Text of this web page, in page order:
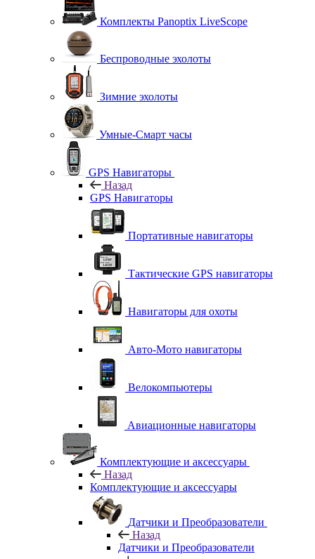
Комплекты Panoptix LiveScope
Беспроводные эхолоты
Зимние эхолоты
Умные-Смарт часы
GPS Навигаторы
Назад
GPS Навигаторы
Портативные навигаторы
Тактические GPS навигаторы
Навигаторы для охоты
Авто-Мото навигаторы
Велокомпьютеры
Авиационные навигаторы
Комплектующие и аксессуары
Назад
Комплектующие и аксессуары
Датчики и Преобразователи
Назад
Датчики и Преобразователи